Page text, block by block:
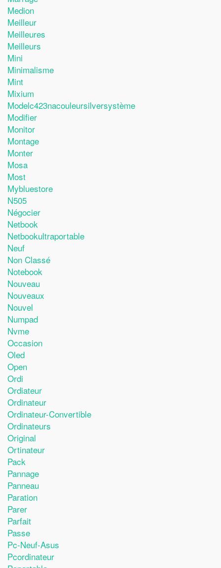
Medion
Meilleur
Meilleures
Meilleurs
Mini
Minimalisme
Mint
Mixium
Modelc423nacouleursilversystème
Modifier
Monitor
Montage
Monter
Mosa
Most
Mybluestore
N505
Négocier
Netbook
Netbookultraportable
Neuf
Non Classé
Notebook
Nouveau
Nouveaux
Nouvel
Numpad
Nvme
Occasion
Oled
Open
Ordi
Ordiateur
Ordinateur
Ordinateur-Convertible
Ordinateurs
Original
Ortinateur
Pack
Pannage
Panneau
Paration
Parer
Parfait
Passe
Pc-Neuf-Asus
Pcordinateur